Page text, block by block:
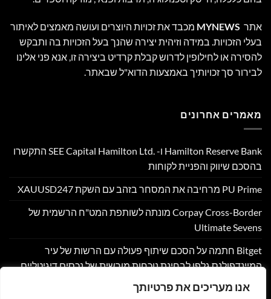
אנו מעריכים את פרטיותך
אתר MYNEWS מכבד את זכויות היוצרים ועושה מאמצים לאיתור
בעלי הזכויות. במידה וזיהית יצירה שהנך בעל הזכויות בה ותבקש
להסירה או לחילופין לדרוש קבלת קרדיט ביצירה זו, אנא פני אלינו
לבירור סך זכויותיך באמצעות הדוא"ל שבאתר.
מאמרים אחרונים
Hamilton Reserve Bank ו- SEE Capital Hamilton Ltd.‎ התקשרו
בהסכם שיווק והפניית לקוחות
PU Prime מרחיבה את המסחר בזהב עם השקת XAUUSD247
Corpay Cross-Border מונתה לשותפת המט"ח הרשמית של
Ultimate Sevens
Bitget חתמה על הסכם שיתוף פעולה עם הרשות של עיר
המיינדפולנס גלפו לבחינת נוכחות מורשית של נכסים דיגיטליים